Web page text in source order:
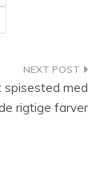
spisested med
rigtige farver